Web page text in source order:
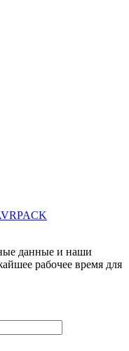
данные и наши
рабочее время для